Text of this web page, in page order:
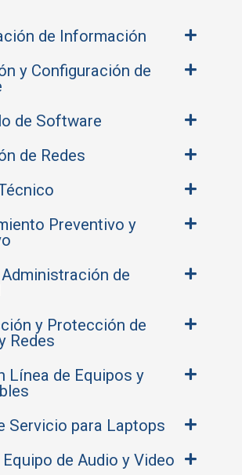
de Información
y Configuración de
de Software
de Redes
Preventivo y
de
y Protección de
Redes
Línea de Equipos y
Servicio para Laptops
Equipo de Audio y Video